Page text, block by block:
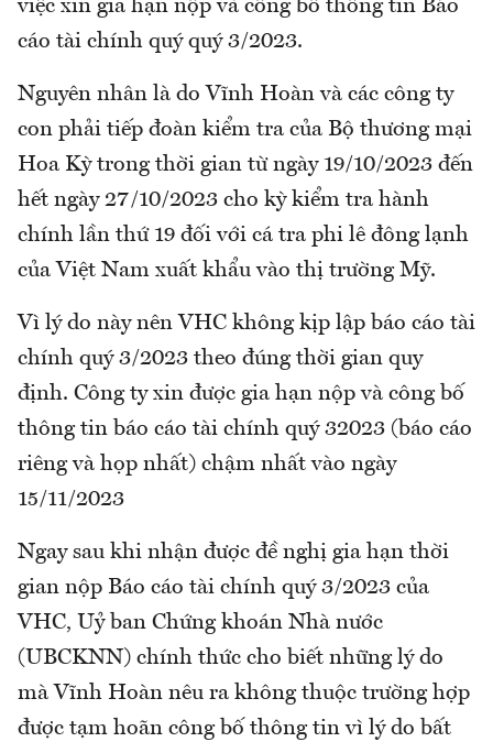
việc xin gia hạn nộp và công bố thông tin Báo
cáo tài chính quý quý 3/2023.
Nguyên nhân là do Vĩnh Hoàn và các công ty
con phải tiếp đoàn kiểm tra của Bộ thương mại
Hoa Kỳ trong thời gian từ ngày 19/10/2023 đến
hết ngày 27/10/2023 cho kỳ kiểm tra hành
chính lần thứ 19 đối với cá tra phi lê đông lạnh
của Việt Nam xuất khẩu vào thị trường Mỹ.
Vì lý do này nên VHC không kịp lập báo cáo tài
chính quý 3/2023 theo đúng thời gian quy
định. Công ty xin được gia hạn nộp và công bố
thông tin báo cáo tài chính quý 32023 (báo cáo
riêng và họp nhất) chậm nhất vào ngày
15/11/2023
Ngay sau khi nhận được đề nghị gia hạn thời
gian nộp Báo cáo tài chính quý 3/2023 của
VHC, Uỷ ban Chứng khoán Nhà nước
(UBCKNN) chính thức cho biết những lý do
mà Vĩnh Hoàn nêu ra không thuộc trường hợp
được tạm hoãn công bố thông tin vì lý do bất